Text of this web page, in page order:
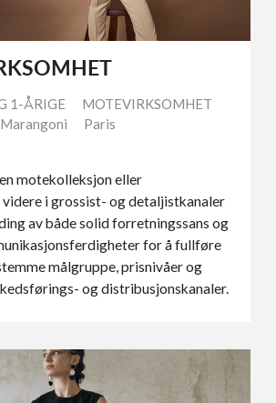
1-ÅRIGE
MOTEVIRKSOMHET
Paris
motekolleksjon eller
i grossist- og detaljistkanaler
av både solid forretningssans og
for å fullføre
målgruppe, prisnivåer og
og distribusjonskanaler.